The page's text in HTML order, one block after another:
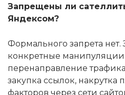
Запрещены ли
Яндексом?
Формального запрета
конкретные
перенаправление
закупка ссылок, накрутка
факторов через сети